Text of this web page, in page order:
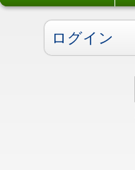
ログイン